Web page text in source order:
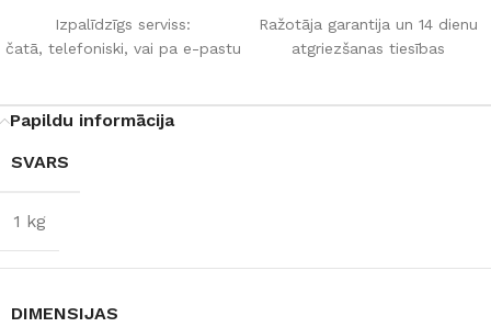
Izpalīdzīgs serviss:
čatā, telefoniski, vai pa e-pastu
Ražotāja garantija un 14 dienu
atgriezšanas tiesības
Papildu informācija
SVARS
1 kg
DIMENSIJAS